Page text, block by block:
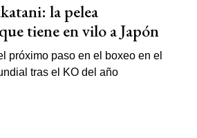
la pelea
tiene en vilo a Japón